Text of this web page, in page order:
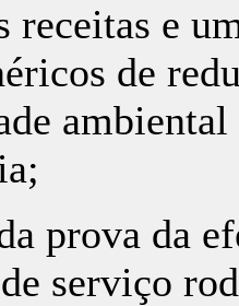
receitas e
de
prova da
serviço